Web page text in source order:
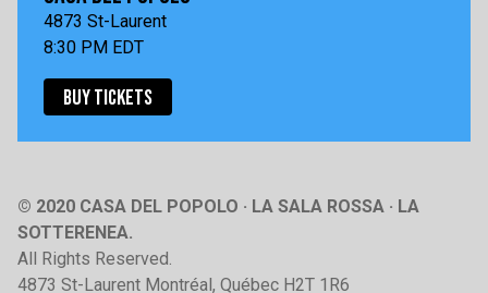
4873 St-Laurent
8:30 PM EDT
BUY TICKETS
© 2020 CASA DEL POPOLO · LA SALA ROSSA · LA
SOTTERENEA.
All Rights Reserved.
4873 St-Laurent Montréal, Québec H2T 1R6